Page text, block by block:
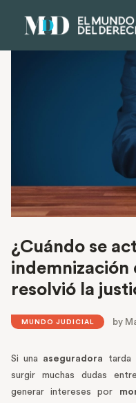
¿Cuándo se
indemnización
resolvió la
MUNDO JUDICIAL by
Si una aseguradora tarda
surgir muchas dudas
generar intereses por